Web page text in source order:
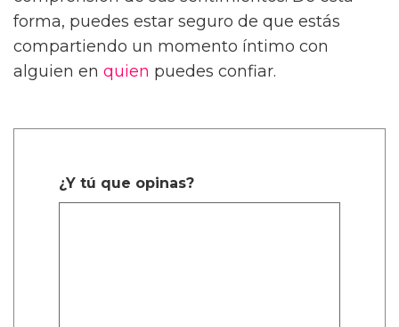
forma, puedes estar seguro de que estás
compartiendo un momento íntimo con
alguien en quien puedes confiar.
¿Y tú que opinas?